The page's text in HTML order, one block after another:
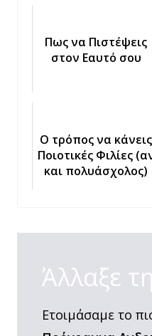
Πως να Πιστέψεις
στον Εαυτό σου
Ο τρόπος να κάνεις
Ποιοτικές Φιλίες
και πολυάσχολος)
Άλλαξε
Ετοιμάσαμε το